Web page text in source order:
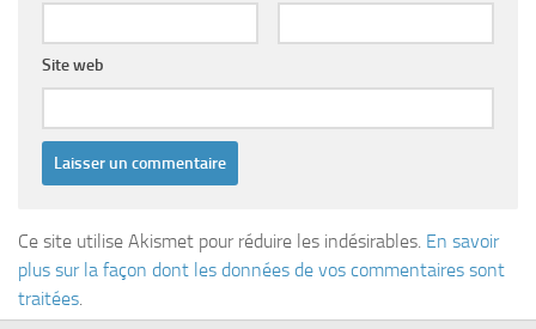
Site web
Ce site utilise Akismet pour réduire les indésirables. En savoir
plus sur la façon dont les données de vos commentaires sont
traitées.